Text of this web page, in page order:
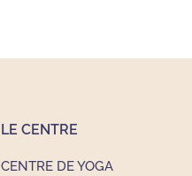
LE CENTRE
CENTRE DE YOGA